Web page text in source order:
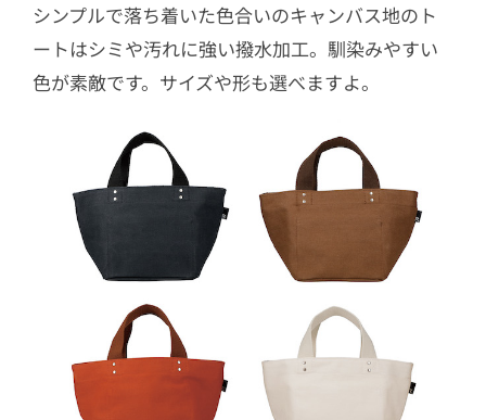
シンプルで落ち着いた色合いのキャンバス地のト
ートはシミや汚れに強い撥水加工。馴染みやすい
色が素敵です。サイズや形も選べますよ。